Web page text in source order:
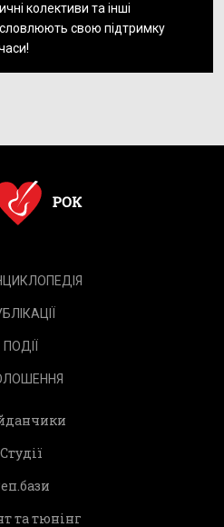
колективи та інші
свою підтримку
ПОДІЇ
Студії
та тюнінг